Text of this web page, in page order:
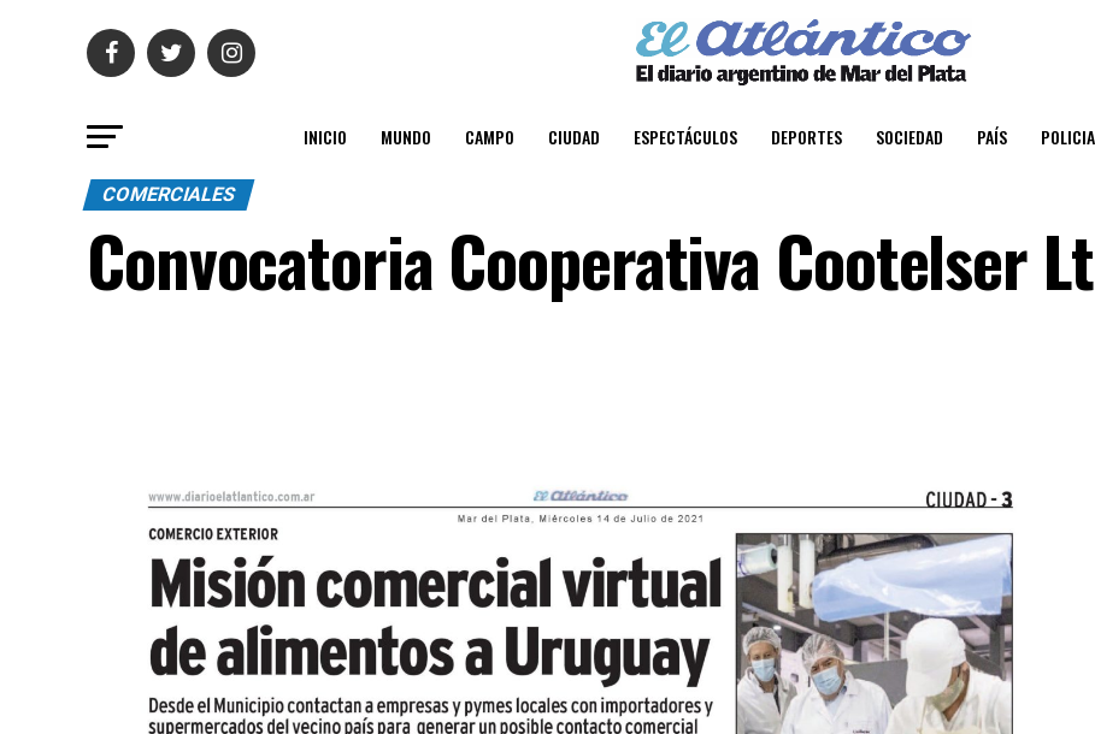
INICIO MUNDO CAMPO CIUDAD ESPECTÁCULOS DEPORTES SOCIEDAD PAÍS
COMERCIALES
Convocatoria Cooperativa Cootelser